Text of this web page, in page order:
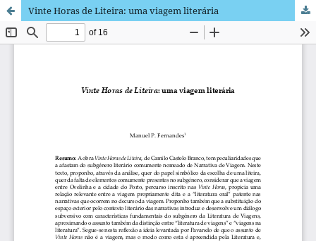
Vinte Horas de Liteira: uma viagem literária